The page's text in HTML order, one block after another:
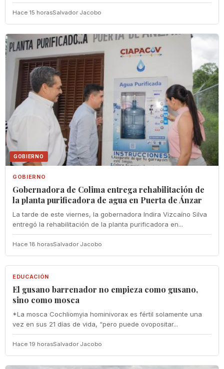
Hace 15 horasSalvador Jacobo
GOBIERNO
GOBIERNO
Gobernadora de Colima entrega rehabilitación de
la planta purificadora de agua en Puerta de Ánzar
La tarde de este viernes, la gobernadora Indira Vizcaíno Silva
entregó la rehabilitación de la planta purificadora en...
Hace 18 horasSalvador Jacobo
EDUCACIÓN
EDUCACIÓN
El gusano barrenador no empieza como gusano,
sino como mosca
*La mosca Cochliomyia hominivorax es fértil solamente una
vez en sus 21 días de vida, “pero puede ovopositar...
Hace 19 horasSalvador Jacobo